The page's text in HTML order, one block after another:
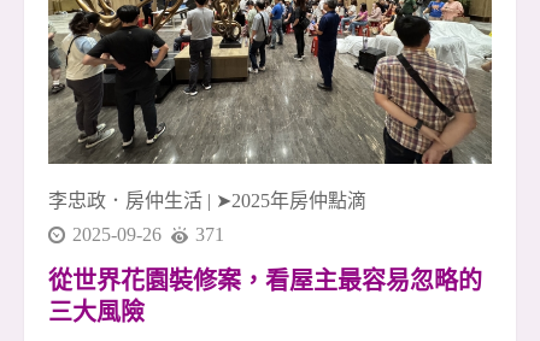
堅強。 📣 安信冠軍團隊持續熱血招募中！ 如果
你渴望舞台、渴望成績、渴望突破自己，這裡就
是你的最佳選擇。下一個高峰，等著我們一起去
創造！🚀 ☎️ 預約面試｜0933-739959 李店
李忠政．房仲生活 | ➤2025年房仲點滴
2025-09-26
371
從世界花園裝修案，看屋主最容易忽略的
三大風險